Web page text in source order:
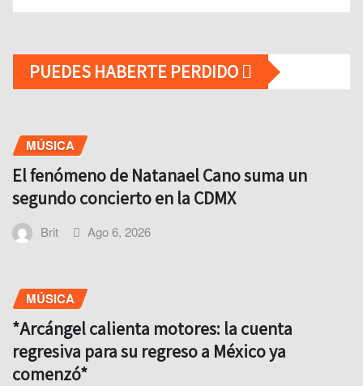
PUEDES HABERTE PERDIDO
MÚSICA
El fenómeno de Natanael Cano suma un
segundo concierto en la CDMX
Brit Ago 6, 2026
MÚSICA
*Arcángel calienta motores: la cuenta
regresiva para su regreso a México ya
comenzó*